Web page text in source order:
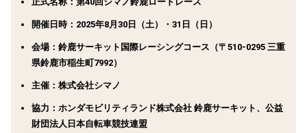
開催日時： 2025年8月30日（土）・31日（日）
会場： 鈴鹿サーキット国際レーシングコース（〒510-0295 三重
県鈴鹿市稲生町7992）
主催： 株式会社シマノ
協力： ホンダモビリティランド株式会社 鈴鹿サーキット、 公益
財団法人日本自転車競技連盟